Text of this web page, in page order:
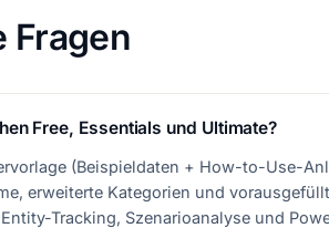
Fragen
Free, Essentials und Ultimate?
(Beispieldaten + How-to-Use-
erweiterte Kategorien und
Tracking, Szenarioanalyse und